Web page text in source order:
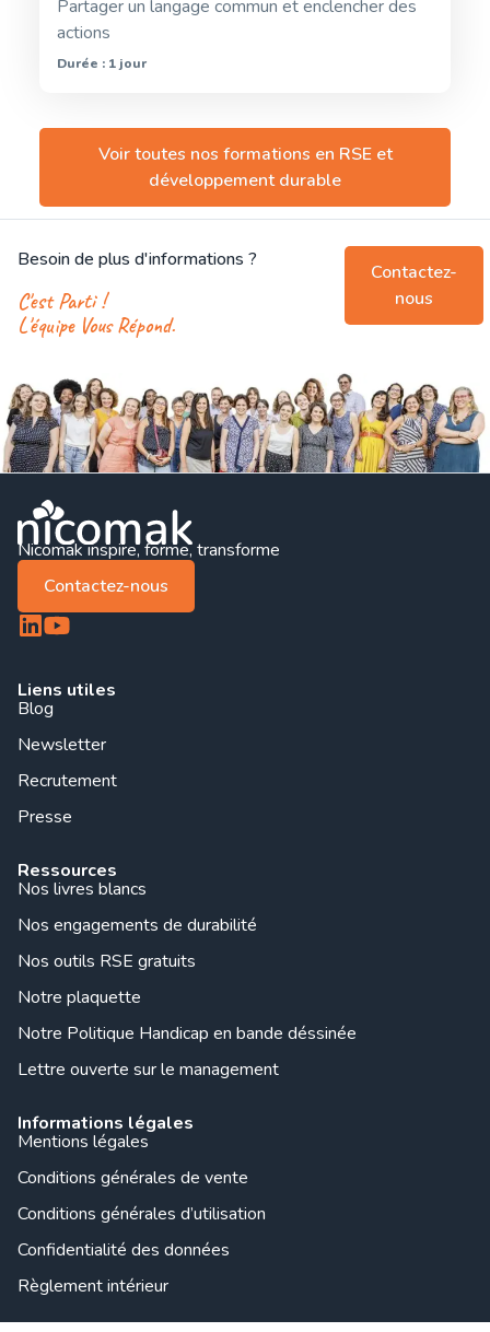
Partager un langage commun et enclencher des
actions
Durée : 1 jour
Voir toutes nos formations en RSE et
développement durable
Besoin de plus d'informations ?
C'est Parti !
L'équipe Vous Répond.
Contactez-
nous
Nicomak inspire, forme, transforme
Contactez-nous
Liens utiles
Blog
Newsletter
Recrutement
Presse
Ressources
Nos livres blancs
Nos engagements de durabilité
Nos outils RSE gratuits
Notre plaquette
Notre Politique Handicap en bande déssinée
Lettre ouverte sur le management
Informations légales
Mentions légales
Conditions générales de vente
Conditions générales d’utilisation
Confidentialité des données
Règlement intérieur